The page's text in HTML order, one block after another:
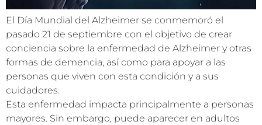
El Día Mundial del Alzheimer se conmemoró el
pasado 21 de septiembre con el objetivo de crear
conciencia sobre la enfermedad de Alzheimer y otras
formas de demencia, así como para apoyar a las
personas que viven con esta condición y a sus
cuidadores.
Esta enfermedad impacta principalmente a personas
mayores. Sin embargo, puede aparecer en adultos